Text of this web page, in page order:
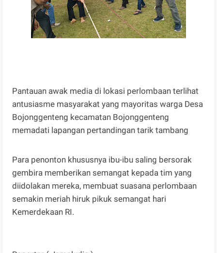
Pantauan awak media di lokasi perlombaan terlihat
antusiasme masyarakat yang mayoritas warga Desa
Bojonggenteng kecamatan Bojonggenteng
memadati lapangan pertandingan tarik tambang
Para penonton khususnya ibu-ibu saling bersorak
gembira memberikan semangat kepada tim yang
diidolakan mereka, membuat suasana perlombaan
semakin meriah hiruk pikuk semangat hari
Kemerdekaan RI.